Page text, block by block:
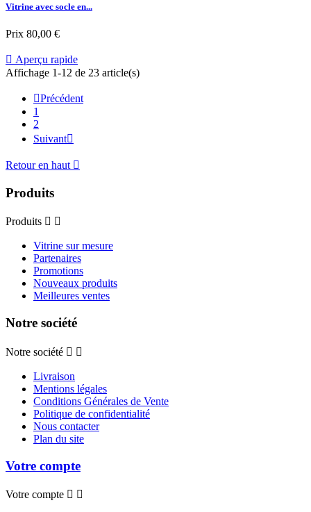
Vitrine avec socle en...
Prix 80,00 €
 Aperçu rapide
Affichage 1-12 de 23 article(s)
Précédent
1
2
Suivant
Retour en haut 
Produits
Produits  
Vitrine sur mesure
Partenaires
Promotions
Nouveaux produits
Meilleures ventes
Notre société
Notre société  
Livraison
Mentions légales
Conditions Générales de Vente
Politique de confidentialité
Nous contacter
Plan du site
Votre compte
Votre compte  